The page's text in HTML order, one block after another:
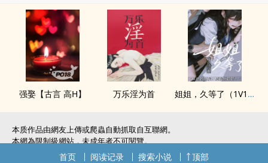
强娶【古言 ‎‍‎高‌H‎‍】 万乐淫为首 姐姐，久等了（‍‍‎1‌‌‎V‎‍1‎‌‍/H）
本质作品由網友上傳或爬蟲自動抓取自互聯網。
本網為限制級網站，未成年者不可閱覽。
如無意中侵犯了您的權利，敬請聯系我們。
首页 阅读记录 搜索小说 顶部